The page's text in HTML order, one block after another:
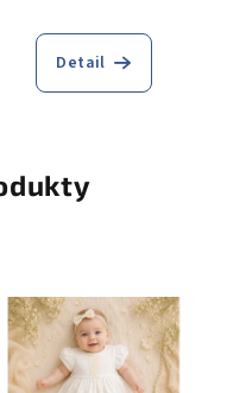
Detail